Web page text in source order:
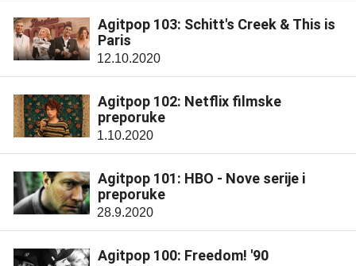
Agitpop 103: Schitt's Creek & This is
Paris
12.10.2020
Agitpop 102: Netflix filmske
preporuke
1.10.2020
Agitpop 101: HBO - Nove serije i
preporuke
28.9.2020
Agitpop 100: Freedom! '90